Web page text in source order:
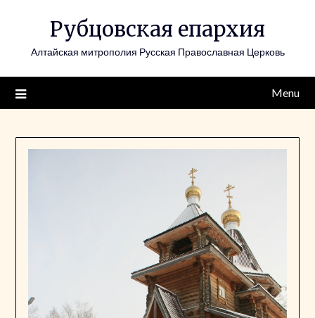
Рубцовская епархия
Алтайская митрополия Русская Православная Церковь
Menu